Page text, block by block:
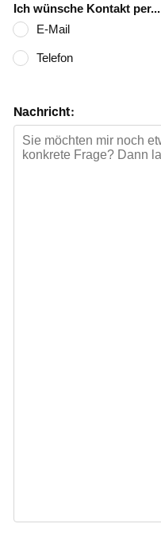
Ich wünsche Kontakt per...
E-Mail
Telefon
Nachricht: